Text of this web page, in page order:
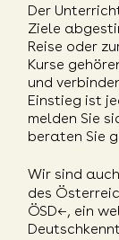
Der
Ziele
Reise oder
Kurse
und
Einstieg ist
melden Sie
beraten Sie
Wir sind auch
des
ÖSD←, ein